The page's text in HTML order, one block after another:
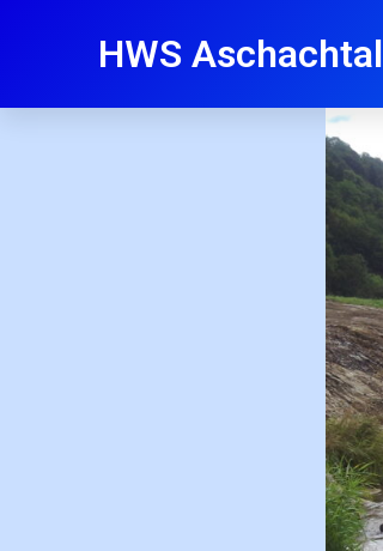
HWS Aschachtal